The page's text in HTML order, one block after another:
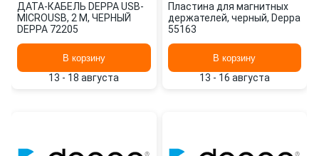
ДАТА-КАБЕЛЬ DEPPA USB-
MICROUSB, 2 М, ЧЕРНЫЙ
DEPPA 72205
В корзину
13 - 18 августа
Пластина для магнитных
держателей, черный, Deppa
55163
В корзину
13 - 16 августа